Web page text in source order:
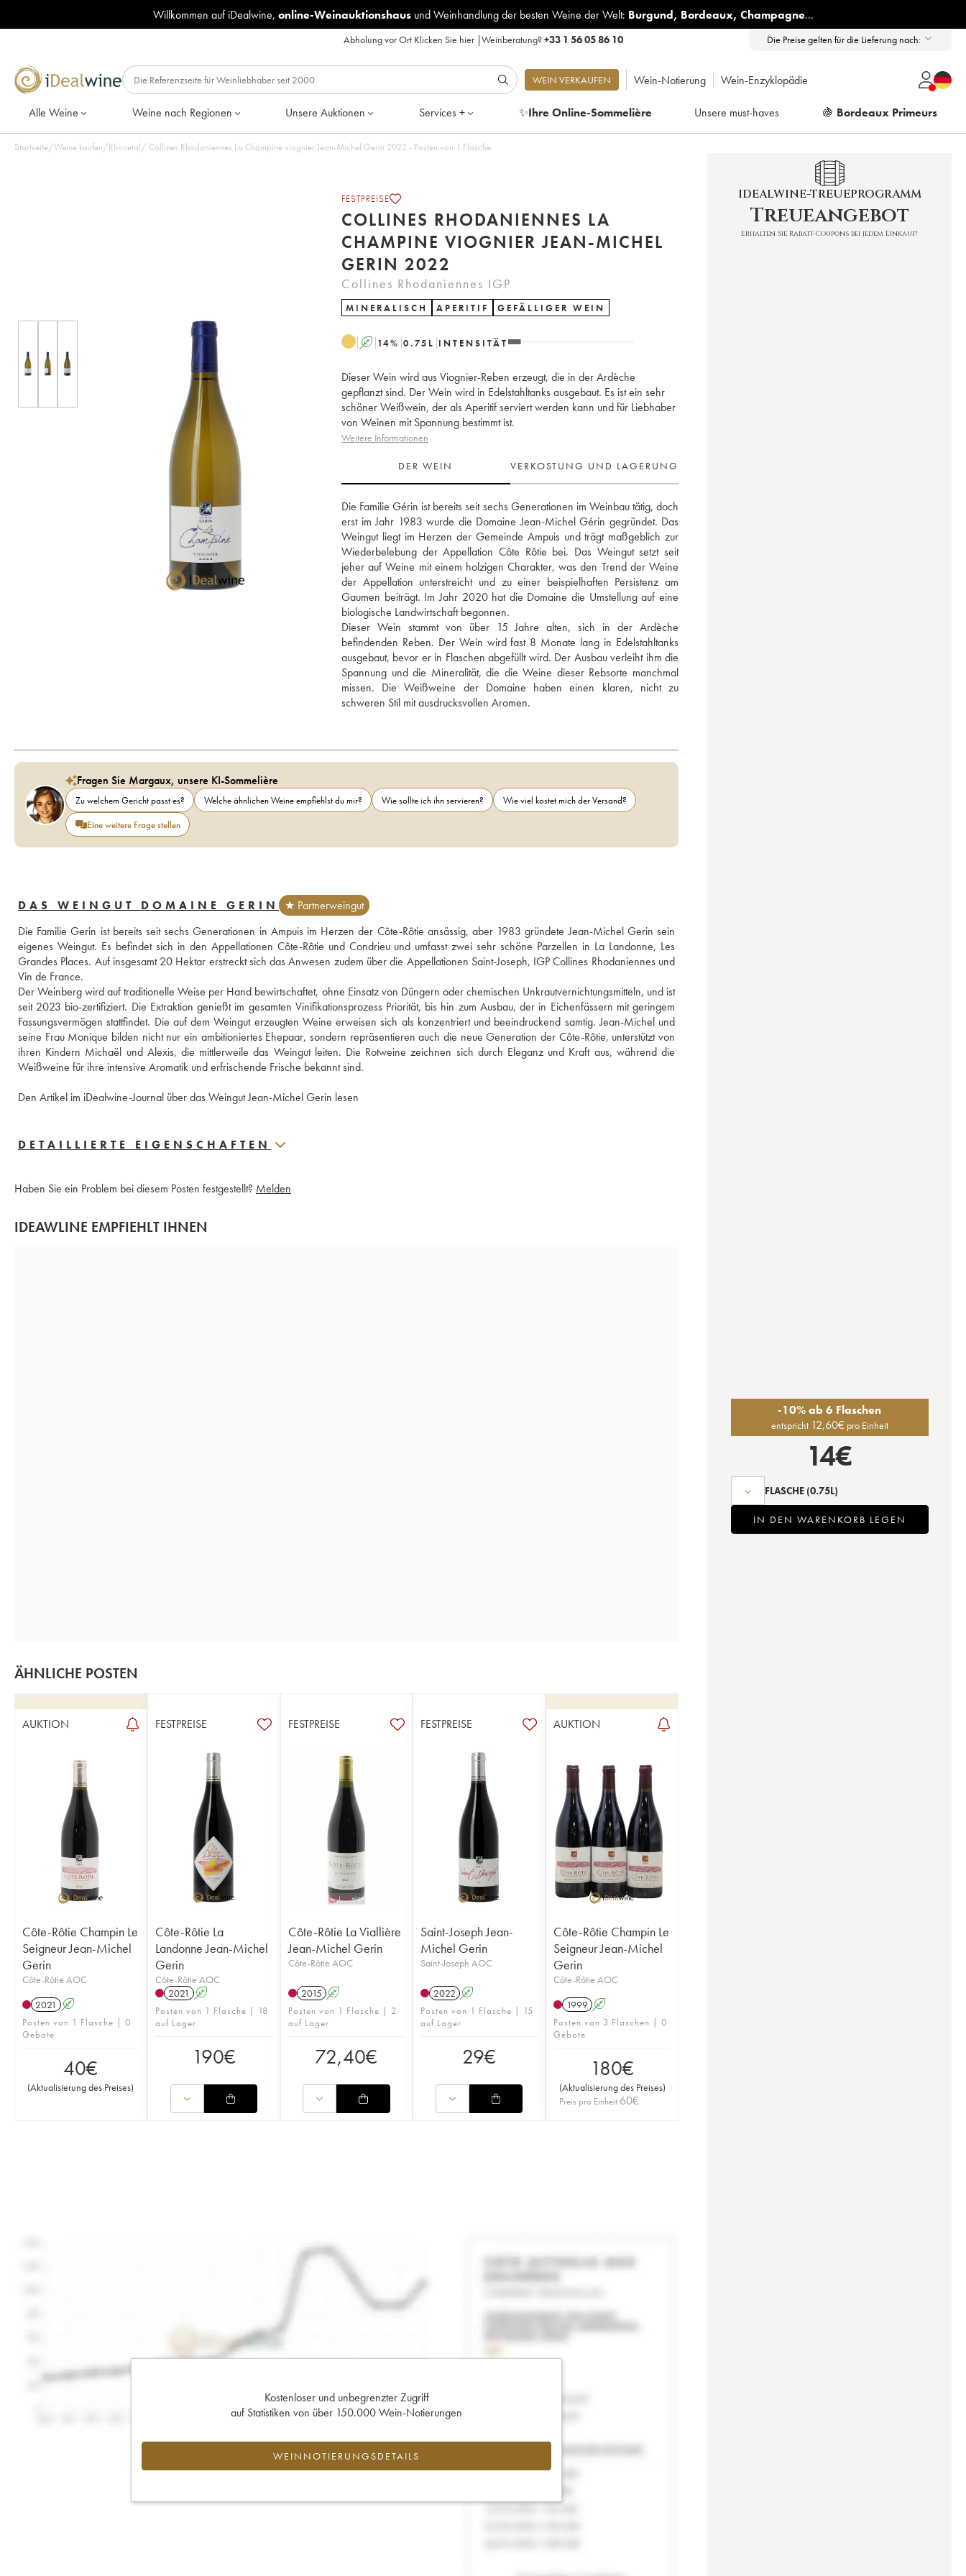
Willkommen auf iDealwine, online-Weinauktionshausund Weinhandlung der besten Weine der Welt: Burgund, Bordeaux, Champagne...
Abholung vor Ort Klicken Sie hier|Weinberatung?+33 1 56 05 86 10 Die Preise gelten für die Lieferung nach:
WEIN VERKAUFEN Wein-Notierung Wein-Enzyklopädie
Alle Weine Weine nach Regionen Unsere Auktionen Services + ✨Ihre Online-Sommelière Unsere must-haves 🍇 Bordeaux Primeurs
Startseite/Weine kaufen/Rhonetal/ Collines Rhodaniennes La Champine viognier Jean-Michel Gerin 2022 - Posten von 1 Flasche
FESTPREISE
COLLINES RHODANIENNES LA
CHAMPINE VIOGNIER JEAN-MICHEL
GERIN 2022
Collines Rhodaniennes IGP
MINERALISCH APERITIF GEFÄLLIGER WEIN
A 14% 0.75 L INTENSITÄT
Dieser Wein wird aus Viognier-Reben erzeugt, die in der Ardèche
gepflanzt sind. Der Wein wird in Edelstahltanks ausgebaut. Es ist ein sehr
schöner Weißwein, der als Aperitif serviert werden kann und für Liebhaber
von Weinen mit Spannung bestimmt ist.
Weitere Informationen
DER WEIN VERKOSTUNG UND LAGERUNG
Die Familie Gérin ist bereits seit sechs Generationen im Weinbau tätig, doch
erst im Jahr 1983 wurde die Domaine Jean-Michel Gérin gegründet. Das
Weingut liegt im Herzen der Gemeinde Ampuis und trägt maßgeblich zur
Wiederbelebung der Appellation Côte Rôtie bei. Das Weingut setzt seit
jeher auf Weine mit einem holzigen Charakter, was den Trend der Weine
der Appellation unterstreicht und zu einer beispielhaften Persistenz am
Gaumen beiträgt. Im Jahr 2020 hat die Domaine die Umstellung auf eine
biologische Landwirtschaft begonnen.
Dieser Wein stammt von über 15 Jahre alten, sich in der Ardèche
befindenden Reben. Der Wein wird fast 8 Monate lang in Edelstahltanks
ausgebaut, bevor er in Flaschen abgefüllt wird. Der Ausbau verleiht ihm die
Spannung und die Mineralität, die die Weine dieser Rebsorte manchmal
missen. Die Weißweine der Domaine haben einen klaren, nicht zu
schweren Stil mit ausdrucksvollen Aromen.
Fragen Sie Margaux, unsere KI-Sommelière
Zu welchem Gericht passt es? Welche ähnlichen Weine empfiehlst du mir? Wie sollte ich ihn servieren?
Wie viel kostet mich der Versand?
Eine weitere Frage stellen
DAS WEINGUT DOMAINE GERIN
★ Partnerweingut
Die Familie Gerin ist bereits seit sechs Generationen in Ampuis im Herzen der Côte-Rôtie ansässig, aber 1983 gründete Jean-Michel Gerin sein
eigenes Weingut. Es befindet sich in den Appellationen Côte-Rôtie und Condrieu und umfasst zwei sehr schöne Parzellen in La Landonne, Les
Grandes Places. Auf insgesamt 20 Hektar erstreckt sich das Anwesen zudem über die Appellationen Saint-Joseph, IGP Collines Rhodaniennes und
Vin de France.
Der Weinberg wird auf traditionelle Weise per Hand bewirtschaftet, ohne Einsatz von Düngern oder chemischen Unkrautvernichtungsmitteln, und ist
seit 2023 bio-zertifiziert. Die Extraktion genießt im gesamten Vinifikationsprozess Priorität, bis hin zum Ausbau, der in Eichenfässern mit geringem
Fassungsvermögen stattfindet. Die auf dem Weingut erzeugten Weine erweisen sich als konzentriert und beeindruckend samtig. Jean-Michel und
seine Frau Monique bilden nicht nur ein ambitioniertes Ehepaar, sondern repräsentieren auch die neue Generation der Côte-Rôtie, unterstützt von
ihren Kindern Michaël und Alexis, die mittlerweile das Weingut leiten. Die Rotweine zeichnen sich durch Eleganz und Kraft aus, während die
Weißweine für ihre intensive Aromatik und erfrischende Frische bekannt sind.
Den Artikel im iDealwine-Journal über das Weingut Jean-Michel Gerin lesen
DETAILLIERTE EIGENSCHAFTEN
Haben Sie ein Problem bei diesem Posten festgestellt? Melden
IDEAWLINE EMPFIEHLT IHNEN
ÄHNLICHE POSTEN
AUKTION
Côte-Rôtie Champin Le
Seigneur Jean-Michel
Gerin
Côte-Rôtie AOC
2021
A
Posten von 1 Flasche | 0
Gebote
40€
(Aktualisierung des Preises)
FESTPREISE
Côte-Rôtie La
Landonne Jean-Michel
Gerin
Côte-Rôtie AOC
2021 A
Posten von 1 Flasche | 18
auf Lager
190€
FESTPREISE
Côte-Rôtie La Viallière
Jean-Michel Gerin
Côte-Rôtie AOC
2015 A
Posten von 1 Flasche | 2
auf Lager
72,40€
FESTPREISE
Saint-Joseph Jean-
Michel Gerin
Saint-Joseph AOC
2022 A
Posten von 1 Flasche | 15
auf Lager
29€
AUKTION
Côte-Rôtie Champin Le
Seigneur Jean-Michel
Gerin
Côte-Rôtie AOC
1999 A
Posten von 3 Flaschen | 0
Gebote
180€
(Aktualisierung des Preises)
Preis pro Einheit 60€
Kostenloser und unbegrenzter Zugriff
auf Statistiken von über 150.000 Wein-Notierungen
WEINNOTIERUNGSDETAILS
IDEALWINE-TREUEPROGRAMM
Treueangebot
Erhalten Sie Rabatt-Coupons bei jedem Einkauf!
-10% ab 6 Flaschen
entspricht 12,60€ pro Einheit
14€
FLASCHE (0.75L)
IN DEN WARENKORB LEGEN